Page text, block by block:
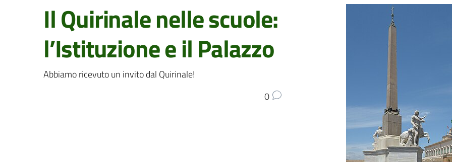
Il Quirinale nelle scuole:
l’Istituzione e il Palazzo
Abbiamo ricevuto un invito dal Quirinale!
0